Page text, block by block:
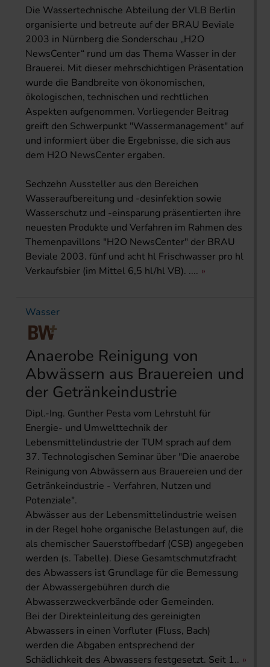
Die Wassertechnische Abteilung der VLB Berlin
organisierte und betreute auf der BRAU Beviale
2003 in Nürnberg die Sonderschau „H2O
NewsCenter“ rund um das Thema Wasser in der
Brauerei. Mit dieser mehrschichtigen Präsentation
wurde die Bandbreite von ökonomischen,
ökologischen, technischen und rechtlichen
Aspekten aufgenommen. Vorliegender Beitrag
greift den Schwerpunkt "Wassermanagement" auf
und informiert über die Ergebnisse, die sich aus
dem H2O NewsCenter ergaben.
Sechzehn Aussteller aus den Bereichen
Wasseraufbereitung und -desinfektion sowie
Wasserschutz und -einsparung präsentierten ihre
neuesten Produkte und Verfahren im Rahmen des
Themenpavillons "H2O NewsCenter" der BRAU
Beviale 2003. fünf und acht hl Frischwasser pro hl
Verkaufsbier (im Mittel 6,5 hl/hl VB). ....
Wasser
Anaerobe Reinigung von
Abwässern aus Brauereien und
der Getränkeindustrie
Dipl.-Ing. Gunther Pesta vom Lehrstuhl für
Energie- und Umwelttechnik der
Lebensmittelindustrie der TUM sprach auf dem
37. Technologischen Seminar über "Die anaerobe
Reinigung von Abwässern aus Brauereien und der
Getränkeindustrie - Verfahren, Nutzen und
Potenziale".
Abwässer aus der Lebensmittelindustrie weisen
in der Regel hohe organische Belastungen auf, die
als chemischer Sauerstoffbedarf (CSB) angegeben
werden (s. Tabelle). Diese Gesamtschmutzfracht
des Abwassers ist Grundlage für die Bemessung
der Abwassergebühren durch die
Abwasserzweckverbände oder Gemeinden.
Bei der Direkteinleitung des gereinigten
Abwassers in einen Vorfluter (Fluss, Bach)
werden die Abgaben entsprechend der
Schädlichkeit des Abwassers festgesetzt. Seit 1..